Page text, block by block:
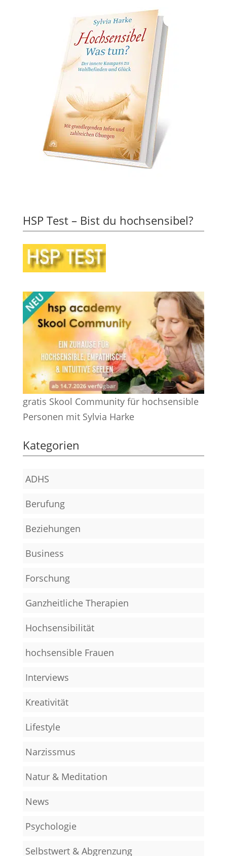
HSP Test – Bist du hochsensibel?
gratis Skool Community für hochsensible
Personen mit Sylvia Harke
Kategorien
ADHS
Berufung
Beziehungen
Business
Forschung
Ganzheitliche Therapien
Hochsensibilität
hochsensible Frauen
Interviews
Kreativität
Lifestyle
Narzissmus
Natur & Meditation
News
Psychologie
Selbstwert & Abgrenzung